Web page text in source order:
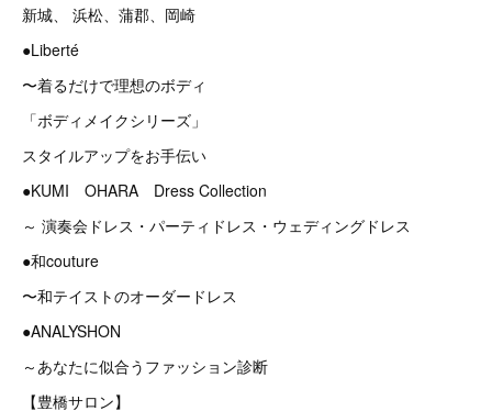
新城、 浜松、蒲郡、岡崎
●Liberté
〜着るだけで理想のボディ
「ボディメイクシリーズ」
スタイルアップをお手伝い
●KUMI OHARA Dress Collection
～ 演奏会ドレス・パーティドレス・ウェディングドレス
●和couture
〜和テイストのオーダードレス
●ANALYSHON
～あなたに似合うファッション診断
【豊橋サロン】